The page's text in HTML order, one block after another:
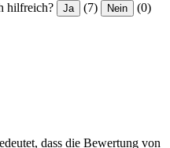
hilfreich? Ja (7) Nein (0)
dass die Bewertung von